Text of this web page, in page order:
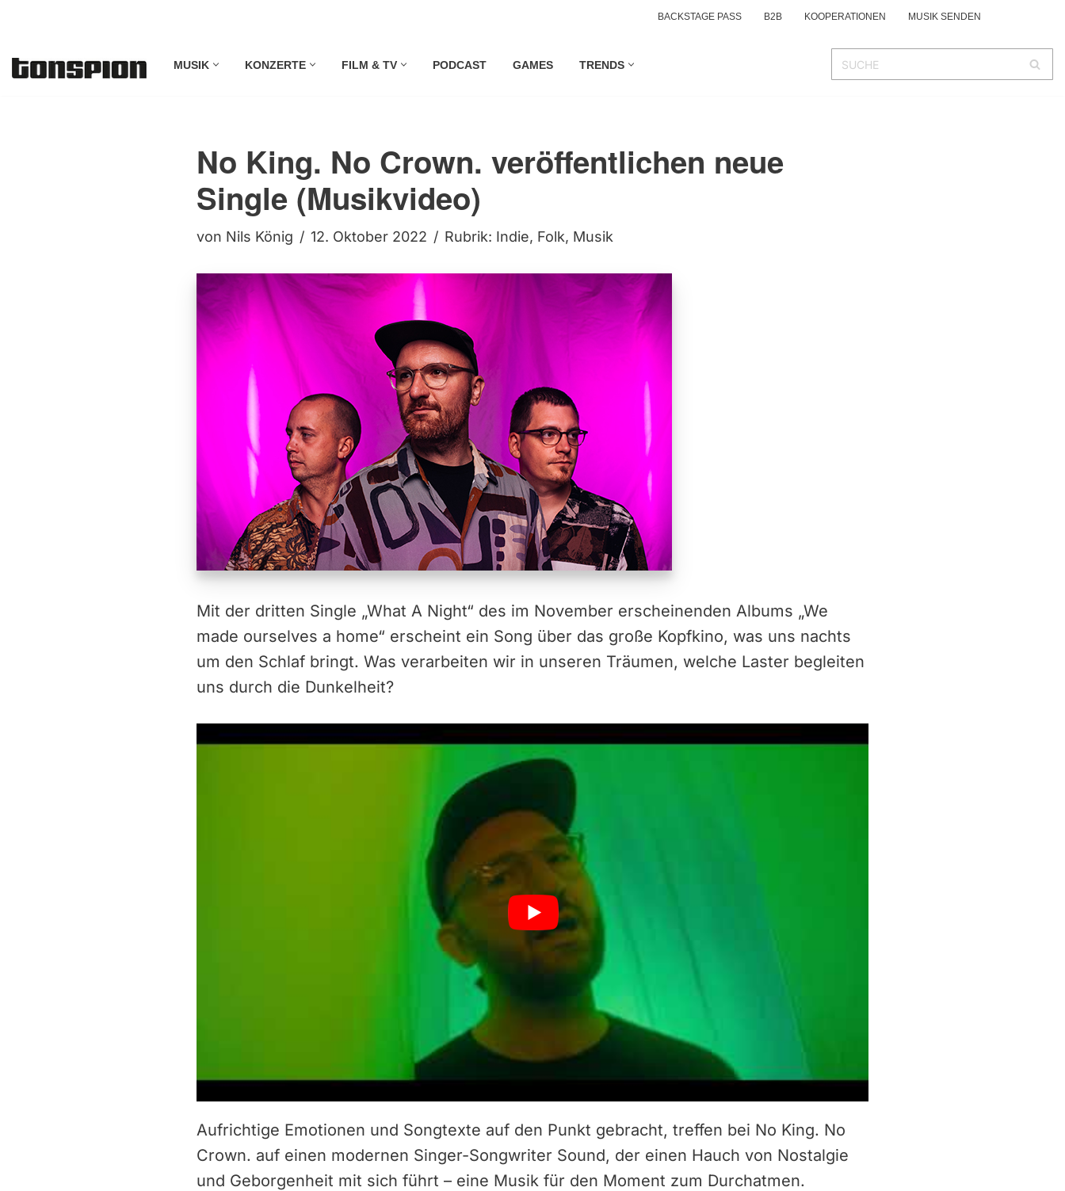
Inhalt
BACKSTAGE PASS B2B KOOPERATIONEN MUSIK SENDEN
MUSIK KONZERTE FILM & TV PODCAST GAMES TRENDS
No King. No Crown. veröffentlichen neue
Single (Musikvideo)
von Nils König 12. Oktober 2022 Rubrik: Indie, Folk, Musik
Mit der dritten Single „What A Night“ des im November erscheinenden Albums „We
made ourselves a home“ erscheint ein Song über das große Kopfkino, was uns nachts
um den Schlaf bringt. Was verarbeiten wir in unseren Träumen, welche Laster begleiten
uns durch die Dunkelheit?
Aufrichtige Emotionen und Songtexte auf den Punkt gebracht, treffen bei No King. No
Crown. auf einen modernen Singer-Songwriter Sound, der einen Hauch von Nostalgie
und Geborgenheit mit sich führt – eine Musik für den Moment zum Durchatmen.